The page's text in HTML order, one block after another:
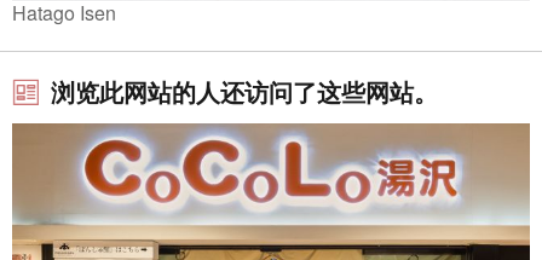
Hatago Isen
浏览此网站的人还访问了这些网站。